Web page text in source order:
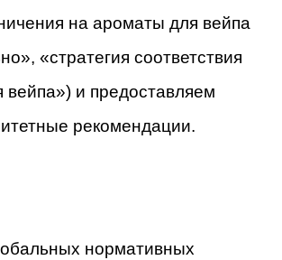
на ароматы для вейпа
«стратегия соответствия
вейпа») и предоставляем
рекомендации.
нормативных